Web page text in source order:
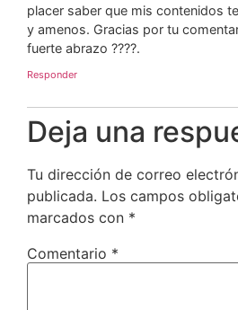
placer saber que mis contenidos
y amenos. Gracias por tu
fuerte abrazo ????.
Responder
Deja una
Tu dirección de correo
publicada. Los campos
marcados con *
Comentario *